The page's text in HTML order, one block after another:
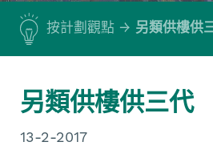
按計劃觀點 另類供樓供
另類供樓供三代
13-2-2017